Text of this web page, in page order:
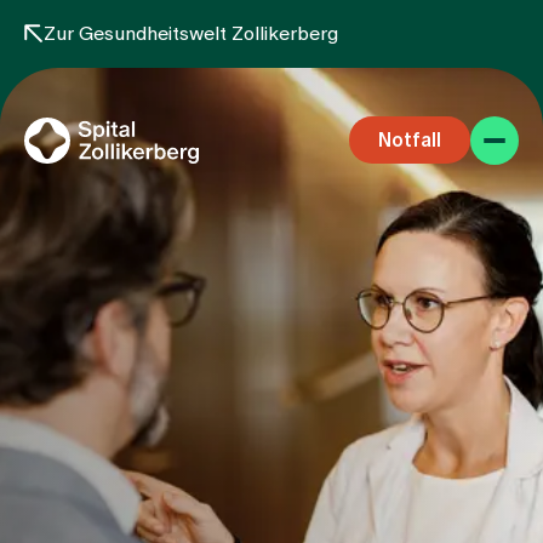
Zur Gesundheitswelt Zollikerberg
Notfall
Fachbereiche
Aufenthalt